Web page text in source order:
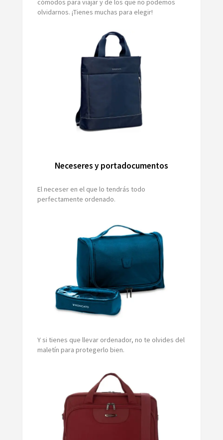
cómodos para viajar y de los que no podemos
olvidarnos. ¡Tienes muchas para elegir!
Neceseres y portadocumentos
El neceser en el que lo tendrás todo
perfectamente ordenado.
Y si tienes que llevar ordenador, no te olvides del
maletín para protegerlo bien.